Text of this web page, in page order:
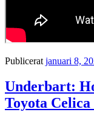
Publicerat januari 8,
Underbart:
Toyota Celica